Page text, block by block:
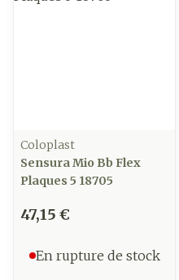
Coloplast
Sensura Mio Bb Flex
Plaques 5 18705
47,15 €
En rupture de stock